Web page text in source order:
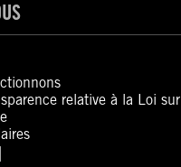
relative à la Loi sur